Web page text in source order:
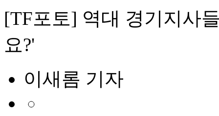
[TF포토] 역대 경기지사
요?'
이새롬 기자